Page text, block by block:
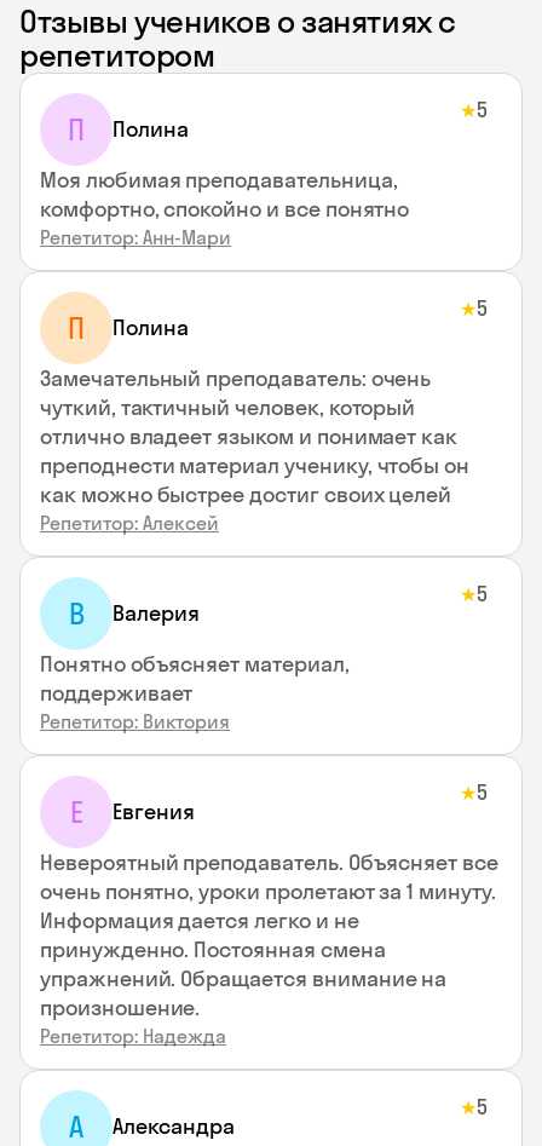
Отзывы учеников о занятиях с
репетитором
П Полина
★5
Моя любимая преподавательница,
комфортно, спокойно и все понятно
Репетитор: Анн-Мари
П Полина
★5
Замечательный преподаватель: очень
чуткий, тактичный человек, который
отлично владеет языком и понимает как
преподнести материал ученику, чтобы он
как можно быстрее достиг своих целей
Репетитор: Алексей
В Валерия
★5
Понятно объясняет материал,
поддерживает
Репетитор: Виктория
Е Евгения
★5
Невероятный преподаватель. Объясняет все
очень понятно, уроки пролетают за 1 минуту.
Информация дается легко и не
принужденно. Постоянная смена
упражнений. Обращается внимание на
произношение.
Репетитор: Надежда
А Александра
★5